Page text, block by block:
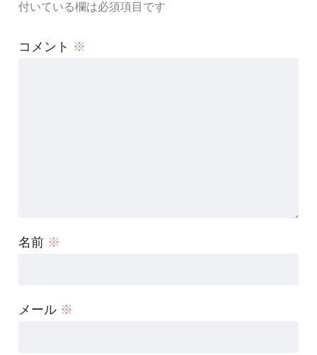
付いている欄は必須項目です
コメント ※
名前 ※
メール ※